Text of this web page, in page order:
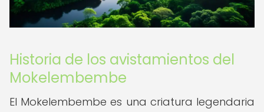
Historia de los avistamientos del
Mokelembembe
El Mokelembembe es una criatura legendaria